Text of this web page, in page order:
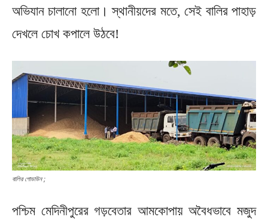
অভিযান চালানো হলো। স্থানীয়দের মতে, সেই বালির পাহাড়
দেখলে চোখ কপালে উঠবে!
বালির গোডাউন ;
পশ্চিম মেদিনীপুরের গড়বেতার আমকোপায় অবৈধভাবে মজুদ